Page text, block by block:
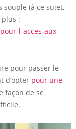
souple (à ce sujet,
:
l-acces-aux-
pour passer le
d’opter pour une
façon de se